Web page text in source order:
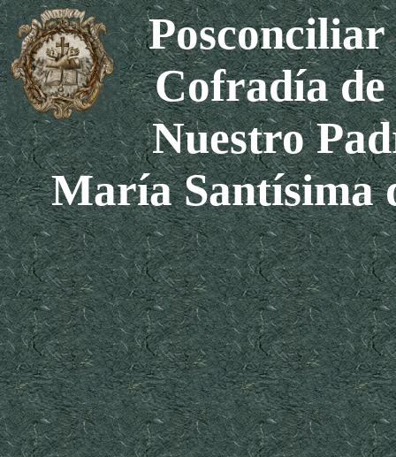
Cofradía de
Nuestro
María Santísima